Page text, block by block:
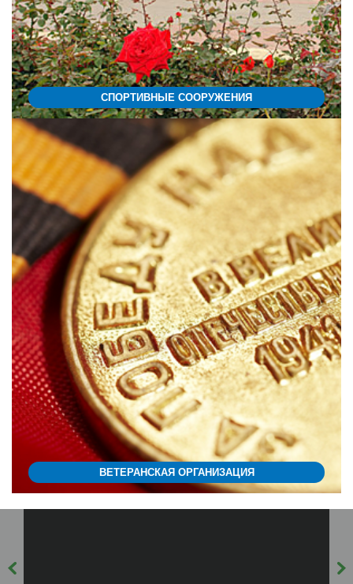
СПОРТИВНЫЕ СООРУЖЕНИЯ
ВЕТЕРАНСКАЯ ОРГАНИЗАЦИЯ